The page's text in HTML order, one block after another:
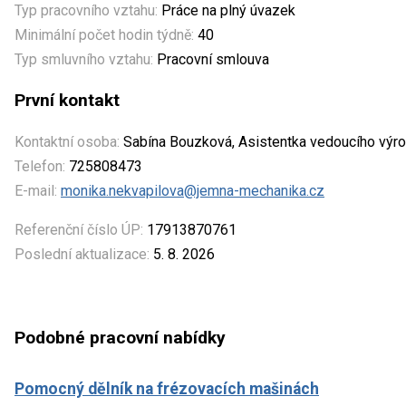
Typ pracovního vztahu: Práce na plný úvazek
Minimální počet hodin týdně: 40
Typ smluvního vztahu: Pracovní smlouva
První kontakt
Kontaktní osoba: Sabína Bouzková, Asistentka vedoucího
Telefon: 725808473
E-mail: monika.nekvapilova@jemna-mechanika.cz
Referenční číslo ÚP: 17913870761
Poslední aktualizace: 5. 8. 2026
Podobné pracovní nabídky
Pomocný dělník na frézovacích mašinách